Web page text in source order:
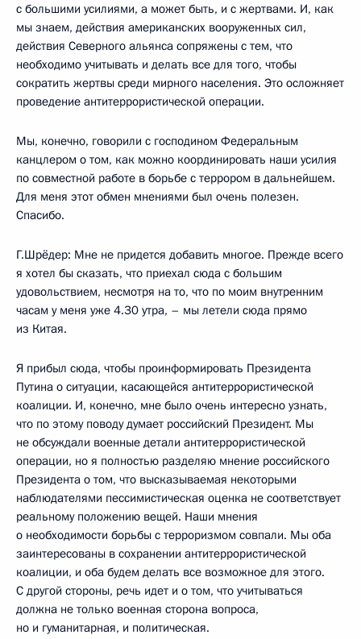
с большими усилиями, а может быть, и с жертвами. И, как
мы знаем, действия американских вооруженных сил,
действия Северного альянса сопряжены с тем, что
необходимо учитывать и делать все для того, чтобы
сократить жертвы среди мирного населения. Это осложняет
проведение антитеррористической операции.
Мы, конечно, говорили с господином Федеральным
канцлером о том, как можно координировать наши усилия
по совместной работе в борьбе с террором в дальнейшем.
Для меня этот обмен мнениями был очень полезен.
Спасибо.
Г.Шрёдер: Мне не придется добавить многое. Прежде всего
я хотел бы сказать, что приехал сюда с большим
удовольствием, несмотря на то, что по моим внутренним
часам у меня уже 4.30 утра, – мы летели сюда прямо
из Китая.
Я прибыл сюда, чтобы проинформировать Президента
Путина о ситуации, касающейся антитеррористической
коалиции. И, конечно, мне было очень интересно узнать,
что по этому поводу думает российский Президент. Мы
не обсуждали военные детали антитеррористической
операции, но я полностью разделяю мнение российского
Президента о том, что высказываемая некоторыми
наблюдателями пессимистическая оценка не соответствует
реальному положению вещей. Наши мнения
о необходимости борьбы с терроризмом совпали. Мы оба
заинтересованы в сохранении антитеррористической
коалиции, и оба будем делать все возможное для этого.
С другой стороны, речь идет и о том, что учитываться
должна не только военная сторона вопроса,
но и гуманитарная, и политическая.